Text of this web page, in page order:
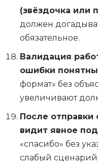
(звёздочка или
должен
обязательное.
Валидация
ошибки
формат» без
увеличивают
После
видит явное
«спасибо» без
слабый